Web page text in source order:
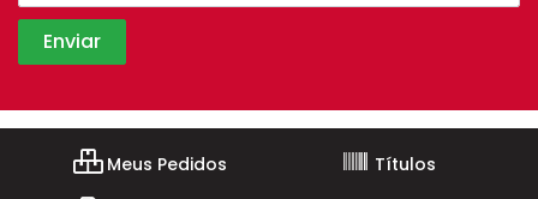
Meus Pedidos
Títulos